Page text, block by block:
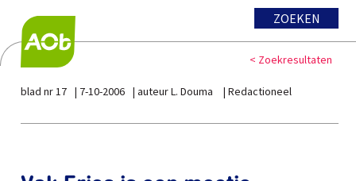
ZOEKEN
< Zoekresultaten
blad nr 17 7-10-2006 auteur L. Douma Redactioneel